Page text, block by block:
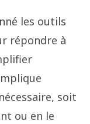
les outils
répondre à
soit
ou en le